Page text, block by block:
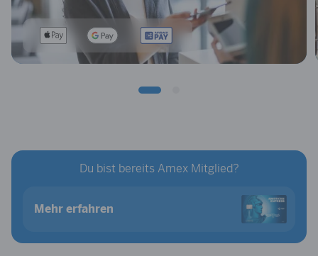
Du bist bereits Amex Mitglied?
Mehr erfahren